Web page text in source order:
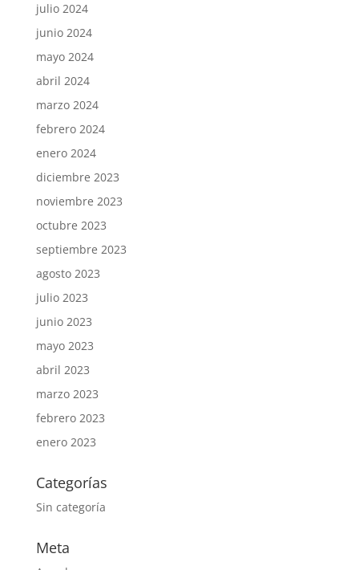
julio 2024
junio 2024
mayo 2024
abril 2024
marzo 2024
febrero 2024
enero 2024
diciembre 2023
noviembre 2023
octubre 2023
septiembre 2023
agosto 2023
julio 2023
junio 2023
mayo 2023
abril 2023
marzo 2023
febrero 2023
enero 2023
Categorías
Sin categoría
Meta